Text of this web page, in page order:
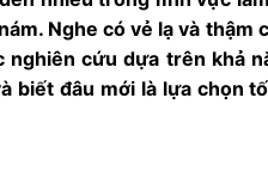
Nghe có vẻ lạ và thậm
nghiên cứu dựa trên khả
biết đâu mới là lựa chọn